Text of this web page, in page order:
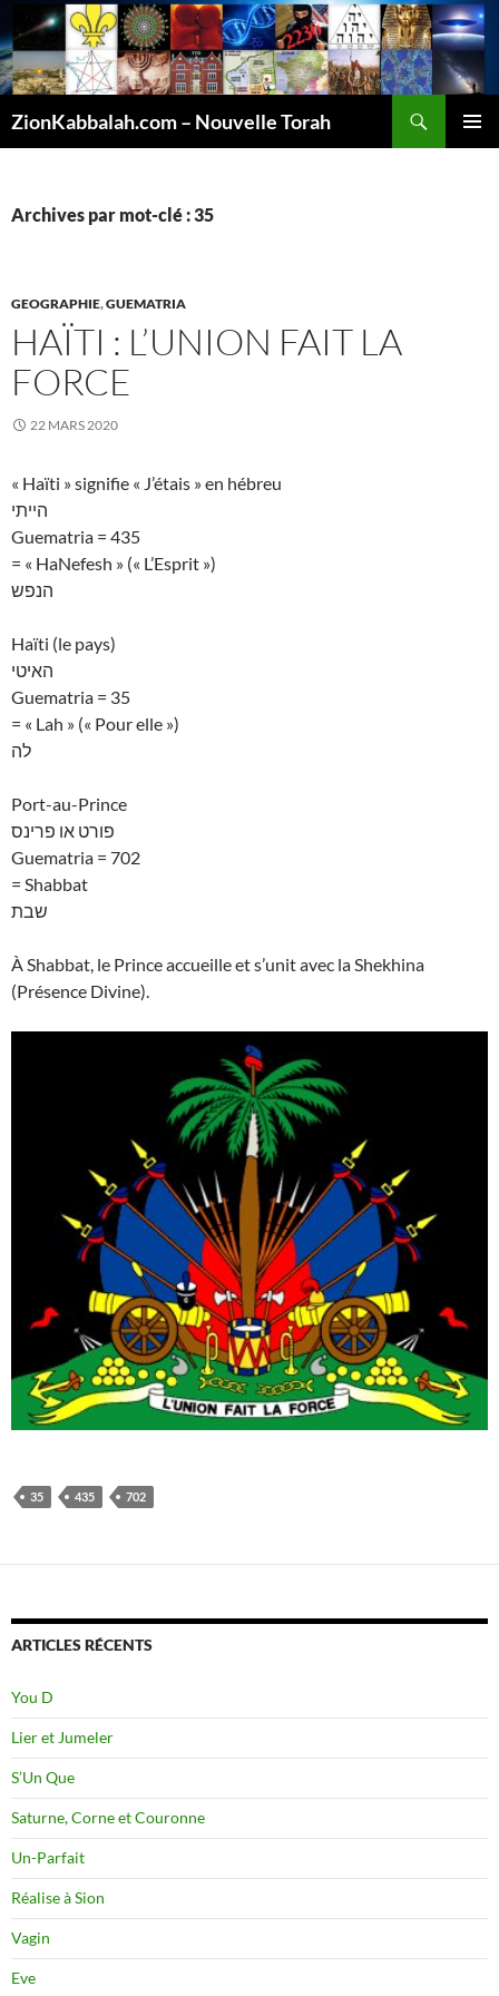
ZionKabbalah.com – Nouvelle Torah
Archives par mot-clé : 35
GEOGRAPHIE,GUEMATRIA
HAÏTI : L’UNION FAIT LA
FORCE
22 MARS 2020
« Haïti » signifie « J’étais » en hébreu
הייתי
Guematria = 435
= « HaNefesh » (« L’Esprit »)
הנפש
Haïti (le pays)
האיטי
Guematria = 35
= « Lah » (« Pour elle »)
לה
Port-au-Prince
פורט או פרינס
Guematria = 702
= Shabbat
שבת
À Shabbat, le Prince accueille et s’unit avec la Shekhina
(Présence Divine).
35 435 702
ARTICLES RÉCENTS
You D
Lier et Jumeler
S’Un Que
Saturne, Corne et Couronne
Un-Parfait
Réalise à Sion
Vagin
Eve